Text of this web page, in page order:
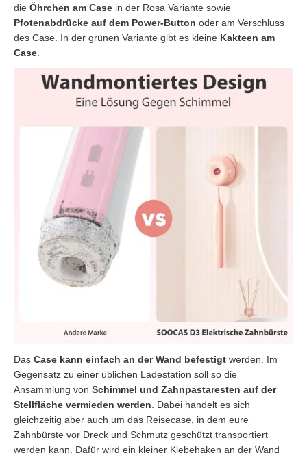
die Öhrchen am Case in der Rosa Variante sowie
Pfotenabdrücke auf dem Power-Button oder am Verschluss
des Case. In der grünen Variante gibt es kleine Kakteen am
Case
Das Case kann einfach an der Wand befestigt werden. Im
Gegensatz zu einer üblichen Ladestation soll so die
Ansammlung von Schimmel und Zahnpastaresten auf der
Stellfläche vermieden werden . Dabei handelt es sich
gleichzeitig aber auch um das Reisecase, in dem eure
Zahnbürste vor Dreck und Schmutz geschützt transportiert
werden kann. Dafür wird ein kleiner Klebehaken an der Wand